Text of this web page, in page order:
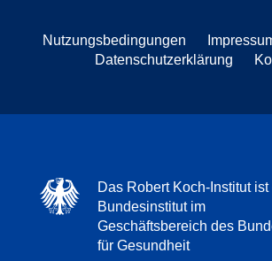
Nutzungsbedingungen
Datenschutzerklärung
Das Robert Koch-Institut ist
Bundesinstitut im
Geschäftsbereich des
für Gesundheit